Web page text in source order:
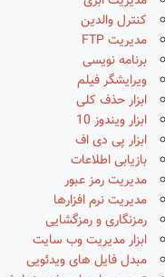
کنترل والدین
مدیریت FTP
برنامه نویسی
ویرایشگر فیلم
ابزار حذف کلی
ابزار ویندوز 10
ابزار پی دی اف
بازیابی اطلاعات
مدیریت رمز عبور
مدیریت نرم افزارها
رمزنگاری و رمزگشایی
ابزار مدیریت وب سایت
مبدل فایل های ویدئویی